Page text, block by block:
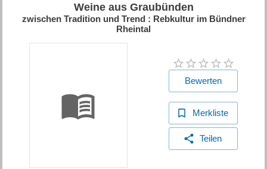
Weine aus Graubünden
zwischen Tradition und Trend : Rebkultur im Bündner
Rheintal
Bewerten
Merkliste
Teilen